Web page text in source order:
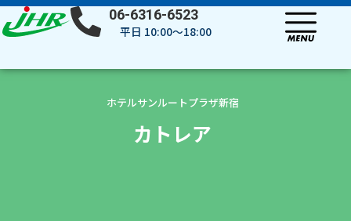
内
容
キ
06-6316-6523
平日 10:00～18:00
ホテルサンルートプラザ新宿
カトレア